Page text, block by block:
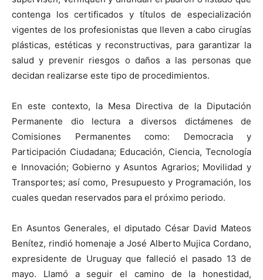
contenga los certificados y títulos de especialización
vigentes de los profesionistas que lleven a cabo cirugías
plásticas, estéticas y reconstructivas, para garantizar la
salud y prevenir riesgos o daños a las personas que
decidan realizarse este tipo de procedimientos.
En este contexto, la Mesa Directiva de la Diputación
Permanente dio lectura a diversos dictámenes de
Comisiones Permanentes como: Democracia y
Participación Ciudadana; Educación, Ciencia, Tecnología
e Innovación; Gobierno y Asuntos Agrarios; Movilidad y
Transportes; así como, Presupuesto y Programación, los
cuales quedan reservados para el próximo periodo.
En Asuntos Generales, el diputado César David Mateos
Benítez, rindió homenaje a José Alberto Mujica Cordano,
expresidente de Uruguay que falleció el pasado 13 de
mayo. Llamó a seguir el camino de la honestidad,